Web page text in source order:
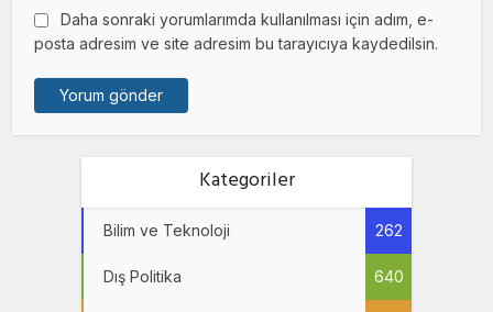
Daha sonraki yorumlarımda kullanılması için adım, e-
posta adresim ve site adresim bu tarayıcıya kaydedilsin.
Kategoriler
Bilim ve Teknoloji 262
Dış Politika 640